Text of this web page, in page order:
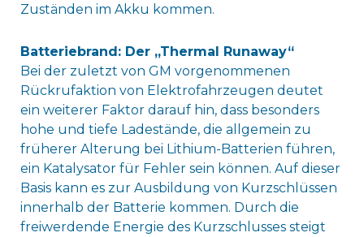
Zuständen im Akku kommen.
Batteriebrand: Der „Thermal Runaway“
Bei der zuletzt von GM vorgenommenen
Rückrufaktion von Elektrofahrzeugen deutet
ein weiterer Faktor darauf hin, dass besonders
hohe und tiefe Ladestände, die allgemein zu
früherer Alterung bei Lithium-Batterien führen,
ein Katalysator für Fehler sein können. Auf dieser
Basis kann es zur Ausbildung von Kurzschlüssen
innerhalb der Batterie kommen. Durch die
freiwerdende Energie des Kurzschlusses steigt